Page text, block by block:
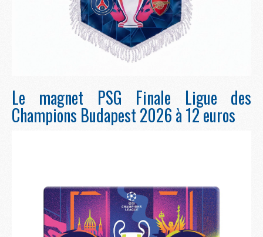
Le magnet PSG Finale Ligue des
Champions Budapest 2026 à 12 euros